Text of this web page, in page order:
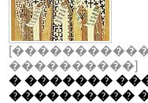
����������]
� �������
����������